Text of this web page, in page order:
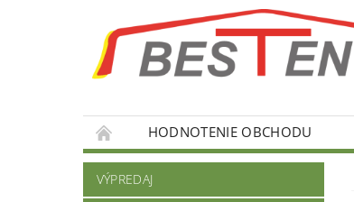
HODNOTENIE OBCHODU
VÝPREDAJ